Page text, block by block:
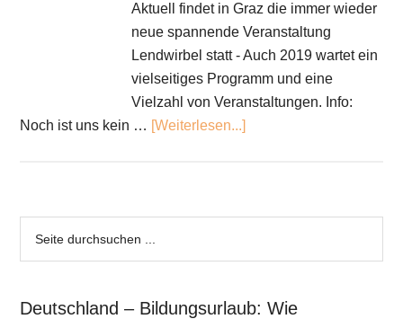
Aktuell findet in Graz die immer wieder
neue spannende Veranstaltung
Lendwirbel statt - Auch 2019 wartet ein
vielseitiges Programm und eine
Vielzahl von Veranstaltungen. Info:
Noch ist uns kein … [Weiterlesen...]
Deutschland – Bildungsurlaub: Wie